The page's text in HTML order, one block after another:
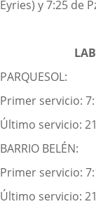
Eyries) y 7:25 de
PARQUESOL:
Primer servicio:
Último servicio:
BARRIO BELÉN:
Primer servicio:
Último servicio: